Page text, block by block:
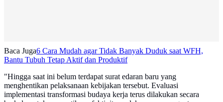
Baca Juga6 Cara Mudah agar Tidak Banyak Duduk saat WFH,
Bantu Tubuh Tetap Aktif dan Produktif
"Hingga saat ini belum terdapat surat edaran baru yang
menghentikan pelaksanaan kebijakan tersebut. Evaluasi
implementasi transformasi budaya kerja terus dilakukan secara